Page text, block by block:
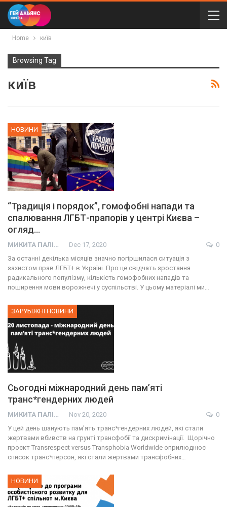
Home київ
Browsing Tag
київ
НОВИНИ
“Традиція і порядок”, гомофобні напади та
спалювання ЛГБТ-прапорів у центрі Києва –
огляд…
МИКИТА ПАЛІЙ Dec 17, 2020
0
За останні декілька місяців значно погіршилася ситуація з
захистом прав ЛГБТ+ в Україні. Про це свідчать зростання
радикального популізму, кількість гомофобних нападів та
поширення мови ворожнечі у суспільстві. У цьому матеріалі ми…
ЗАРУБІЖНІ НОВИНИ
Сьогодні міжнародний день пам’яті
транс*гендерних людей
МИКИТА ПАЛІЙ Nov 20, 2020
0
У цей день шанують пам'ять транс*гендерних людей, які стали
жертвами вбивств на грунті трансфобії та дискримінації. Щорічно
проєкт Transrespect versus Transphobia Worldwide оприлюднює
список транс*персон, які стали жертвами трансфобних…
НОВИНИ